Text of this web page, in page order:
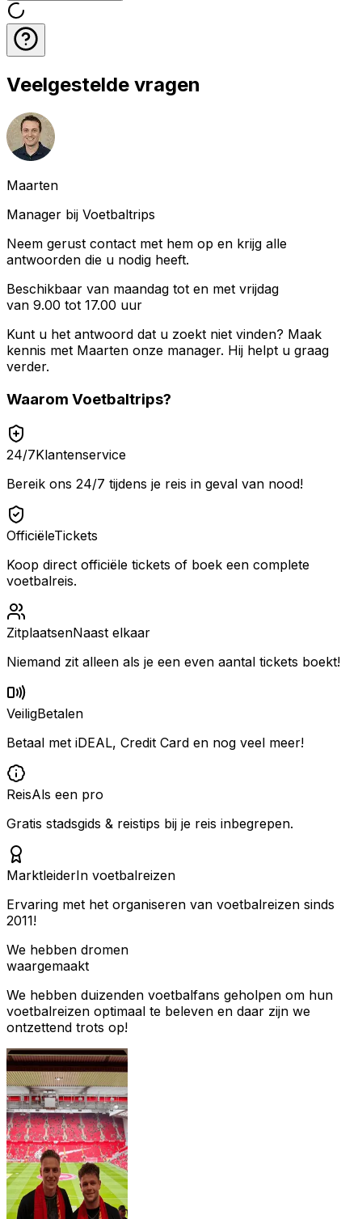
Veelgestelde vragen
Maarten
Manager bij Voetbaltrips
Neem gerust contact met hem op en krijg alle
antwoorden die u nodig heeft.
Beschikbaar van maandag tot en met vrijdag
van 9.00 tot 17.00 uur
Kunt u het antwoord dat u zoekt niet vinden? Maak
kennis met Maarten onze manager. Hij helpt u graag
verder.
Waarom Voetbaltrips?
24/7Klantenservice
Bereik ons 24/7 tijdens je reis in geval van nood!
OfficiëleTickets
Koop direct officiële tickets of boek een complete
voetbalreis.
ZitplaatsenNaast elkaar
Niemand zit alleen als je een even aantal tickets boekt!
VeiligBetalen
Betaal met iDEAL, Credit Card en nog veel meer!
ReisAls een pro
Gratis stadsgids & reistips bij je reis inbegrepen.
MarktleiderIn voetbalreizen
Ervaring met het organiseren van voetbalreizen sinds
2011!
We hebben dromen
waargemaakt
We hebben duizenden voetbalfans geholpen om hun
voetbalreizen optimaal te beleven en daar zijn we
ontzettend trots op!